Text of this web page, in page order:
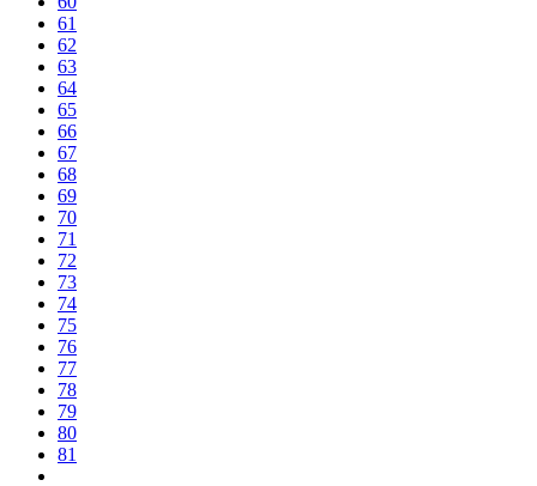
61
62
63
64
65
66
67
68
69
70
71
72
73
74
75
76
77
78
79
80
81